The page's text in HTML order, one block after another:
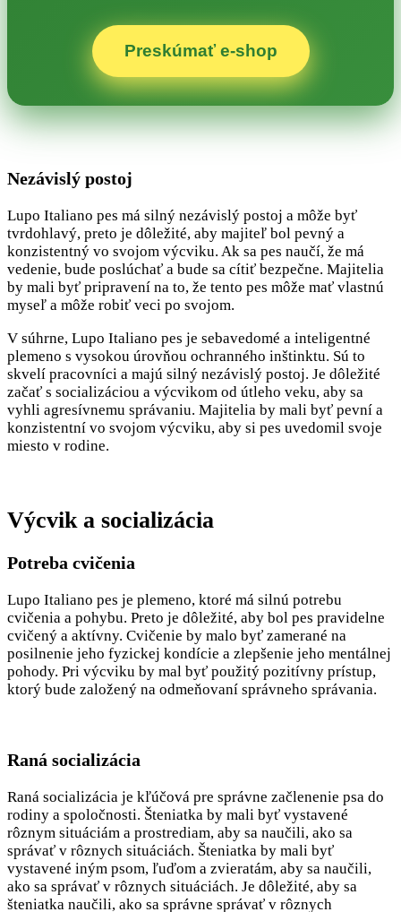
Preskúmať e‑shop
Nezávislý postoj
Lupo Italiano pes má silný nezávislý postoj a môže byť
tvrdohlavý, preto je dôležité, aby majiteľ bol pevný a
konzistentný vo svojom výcviku. Ak sa pes naučí, že má
vedenie, bude poslúchať a bude sa cítiť bezpečne. Majitelia
by mali byť pripravení na to, že tento pes môže mať vlastnú
myseľ a môže robiť veci po svojom.
V súhrne, Lupo Italiano pes je sebavedomé a inteligentné
plemeno s vysokou úrovňou ochranného inštinktu. Sú to
skvelí pracovníci a majú silný nezávislý postoj. Je dôležité
začať s socializáciou a výcvikom od útleho veku, aby sa
vyhli agresívnemu správaniu. Majitelia by mali byť pevní a
konzistentní vo svojom výcviku, aby si pes uvedomil svoje
miesto v rodine.
Výcvik a socializácia
Potreba cvičenia
Lupo Italiano pes je plemeno, ktoré má silnú potrebu
cvičenia a pohybu. Preto je dôležité, aby bol pes pravidelne
cvičený a aktívny. Cvičenie by malo byť zamerané na
posilnenie jeho fyzickej kondície a zlepšenie jeho mentálnej
pohody. Pri výcviku by mal byť použitý pozitívny prístup,
ktorý bude založený na odmeňovaní správneho správania.
Raná socializácia
Raná socializácia je kľúčová pre správne začlenenie psa do
rodiny a spoločnosti. Šteniatka by mali byť vystavené
rôznym situáciám a prostrediam, aby sa naučili, ako sa
správať v rôznych situáciách. Šteniatka by mali byť
vystavené iným psom, ľuďom a zvieratám, aby sa naučili,
ako sa správať v rôznych situáciách. Je dôležité, aby sa
šteniatka naučili, ako sa správne správať v rôznych